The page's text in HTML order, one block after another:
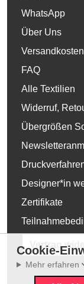
WhatsApp
Über Uns
Versandkosten
FAQ
Alle Textilien
Widerruf,
Übergrößen
Designer*in
Zertifikate
Vertrag
Cookie-
Mehr erfahren